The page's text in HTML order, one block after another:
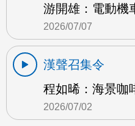
游開雄：電動機
2026/07/07
漢聲召集令
程如晞：海景咖
2026/07/02